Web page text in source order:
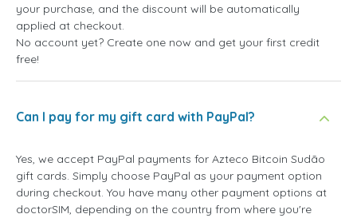
your purchase, and the discount will be automatically
applied at checkout.
No account yet? Create one now and get your first credit
free!
Can I pay for my gift card with PayPal?
Yes, we accept PayPal payments for Azteco Bitcoin Sudão
gift cards. Simply choose PayPal as your payment option
during checkout. You have many other payment options at
doctorSIM, depending on the country from where you're